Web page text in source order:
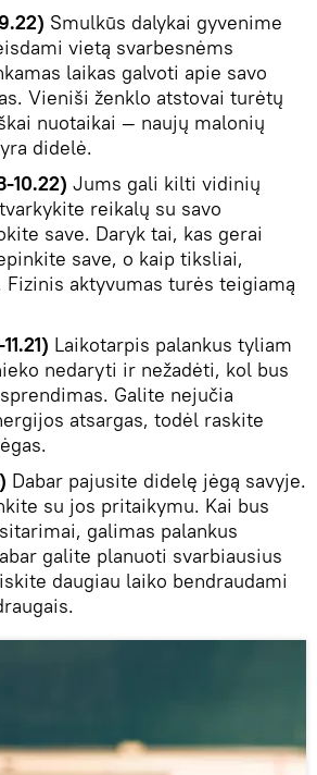
Smulkūs dalykai gyvenime
vietą svarbesnėms
laikas galvoti apie savo
Vieniši ženklo atstovai turėtų
nuotaikai — naujų malonių
didelė.
10.22) Jums gali kilti vidinių
reikalų su savo
save. Daryk tai, kas gerai
save, o kaip tiksliai,
aktyvumas turės teigiamą
Laikotarpis palankus tyliam
nedaryti ir nežadėti, kol bus
Galite nejučia
atsargas, todėl raskite
Dabar pajusite didelę jėgą savyje.
su jos pritaikymu. Kai bus
galimas palankus
galite planuoti svarbiausius
daugiau laiko bendraudami